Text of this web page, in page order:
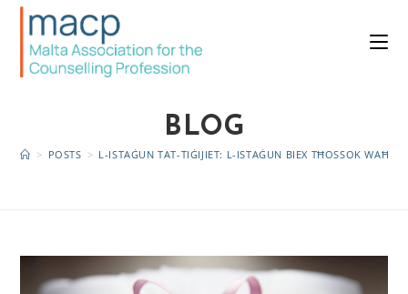
BLOG
> POSTS > L-ISTAĠUN TAT-TIĠIJIET: L-ISTAĠUN BIEX TĦOSSOK